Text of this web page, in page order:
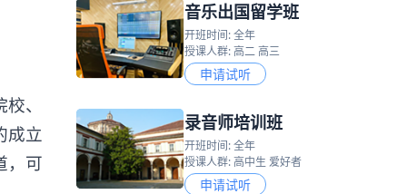
、
成立
，可
音乐出国留学班
开班时间: 全年
授课人群: 高二 高三
申请试听
录音师培训班
开班时间: 全年
授课人群: 高中生 爱好者
申请试听